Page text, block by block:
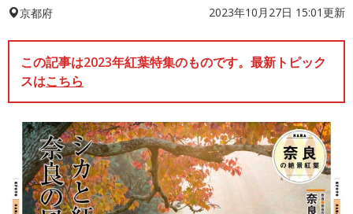
京都府 2023年10月27日 15:01更新
この記事は2023年紅葉特集のものです。最新トピック
スはこちら